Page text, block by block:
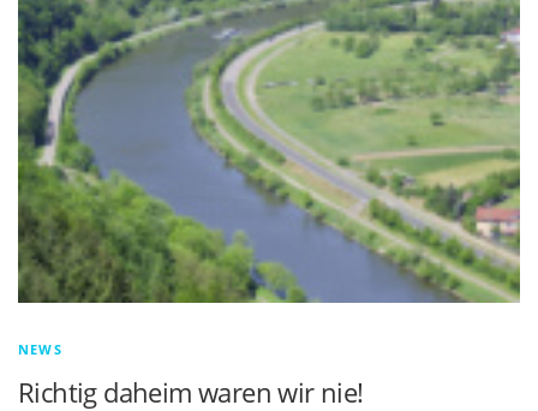
NEWS
Richtig daheim waren wir nie!